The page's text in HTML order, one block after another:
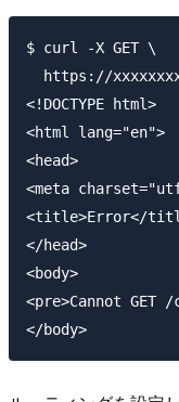
$ curl -X GET \
https://
<!DOCTYPE html>
<html lang="en">
<head>
<meta
<title>Error</
</head>
<body>
<pre>Cannot GET /